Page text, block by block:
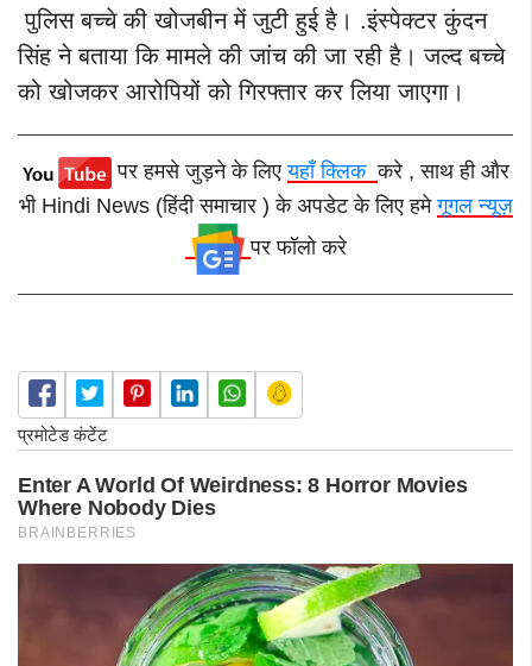
पुलिस बच्चे की खोजबीन में जुटी हुई है। .इंस्पेक्टर कुंदन
सिंह ने बताया कि मामले की जांच की जा रही है। जल्द बच्चे
को खोजकर आरोपियों को गिरफ्तार कर लिया जाएगा।
पर हमसे जुड़ने के लिएयहाँ क्लिककरे , साथ ही और
भी Hindi News (हिंदी समाचार ) के अपडेट के लिए हमेगूगल न्यूज़
पर फॉलो करे